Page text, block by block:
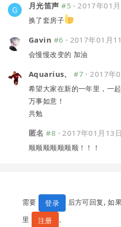
月光笛声 #5 ·2017年01
换了套房子
Gavin #6 · 2017年01月
会慢慢改变的 加油
Aquarius、 #7 ·2017年
希望大家在新的一年里，一
万事如意！
共勉
匿名#8 ·2017年01月13日
顺顺顺顺顺顺顺！！！
需要 登录
后方可回复, 如
里
注册 。